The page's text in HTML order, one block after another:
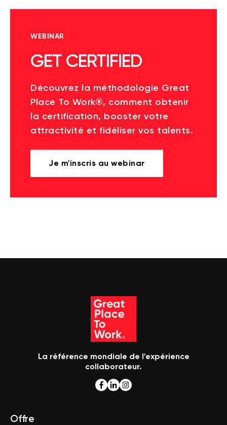
WEBINAR
GET CERTIFIED
Découvrez la méthodologie Great
Place To Work®, comment obtenir
la certification, booster votre
attractivité et fidéliser vos talents.
Je m'inscris au webinar
La référence mondiale de l'expérience
collaborateur.
Offre